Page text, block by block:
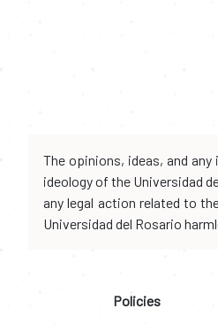
The opinions, ideas, and
ideology of the Universidad
any legal action related to
Universidad del Rosario
Policies